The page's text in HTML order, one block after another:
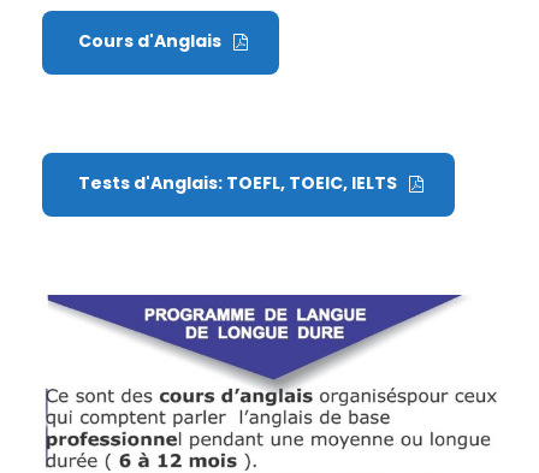
Cours d'Anglais
Tests d'Anglais: TOEFL, TOEIC, IELTS